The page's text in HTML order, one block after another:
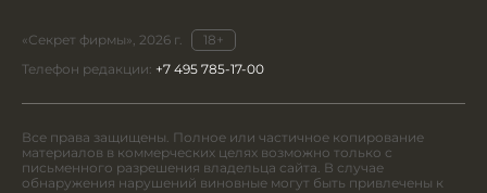
«Секрет фирмы», 2026 г.
18+
Телефон редакции: +7 495 785-17-00
Все права защищены. Полное или частичное копирование
материалов в коммерческих целях возможно только с
письменного разрешения владельца сайта. В случае
обнаружения нарушений виновные могут быть привлечены к